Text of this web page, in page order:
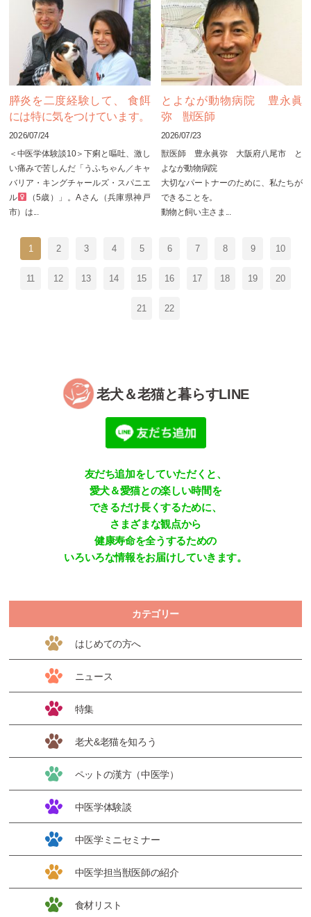
膵炎を二度経験して、 食餌
には特に気をつけています。
2026/07/24
＜中医学体験談10＞下痢と嘔吐、激し
い痛みで苦しんだ「うふちゃん／キャ
バリア・キングチャールズ・スパニエ
ル
（5歳）」。Aさん（兵庫県神戸
市）は...
とよなが動物病院 豊永眞
弥 獣医師
2026/07/23
獣医師 豊永眞弥 大阪府八尾市 と
よなが動物病院
大切なパートナーのために、私たちが
できることを。
動物と飼い主さま...
1 2 3 4 5 6 7 8 9 10
11 12 13 14 15 16 17 18 19 20
21 22
老犬＆老猫と暮らすLINE
友だち追加をしていただくと、
愛犬＆愛猫との楽しい時間を
できるだけ長くするために、
さまざまな観点から
健康寿命を全うするための
いろいろな情報をお届けしていきます。
カテゴリー
はじめての方へ
ニュース
特集
老犬&老猫を知ろう
ペットの漢方（中医学）
中医学体験談
中医学ミニセミナー
中医学担当獣医師の紹介
食材リスト